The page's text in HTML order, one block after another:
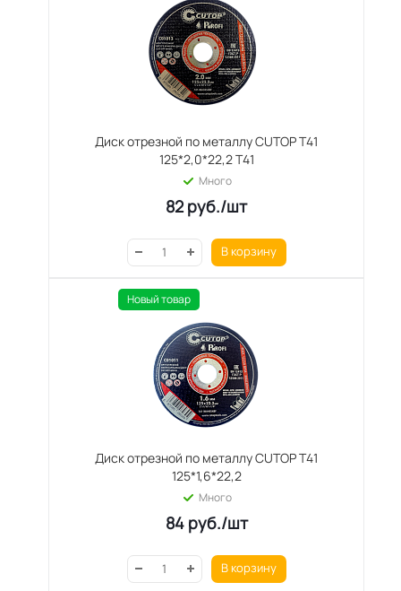
Диск отрезной по металлу CUTOP T41
125*2,0*22,2 T41
Много
82руб./шт
В корзину
Новый товар
Диск отрезной по металлу CUTOP T41
125*1,6*22,2
Много
84руб./шт
В корзину